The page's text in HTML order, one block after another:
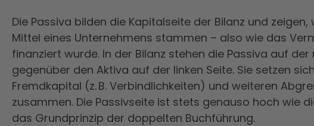
Die Passiva bilden die Kapitalseite der Bilanz und
Mittel eines Unternehmens stammen – also wie das
finanziert wurde. In der Bilanz stehen die Passiva auf der
gegenüber den Aktiva auf der linken Seite. Sie setzen
Fremdkapital (z. B. Verbindlichkeiten) und weiteren
zusammen. Die Passivseite ist stets genauso hoch wie
das Grundprinzip der doppelten Buchführung.